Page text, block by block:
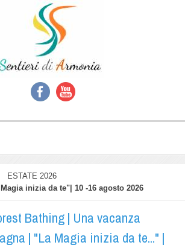
ESTATE 2026
inizia da te"| 10 -16 agosto 2026
Bathing | Una vacanza
| "La Magia inizia da te..." |